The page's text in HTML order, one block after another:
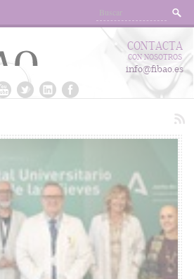
CONTACTA
CON NOSOTROS
info@fibao.es